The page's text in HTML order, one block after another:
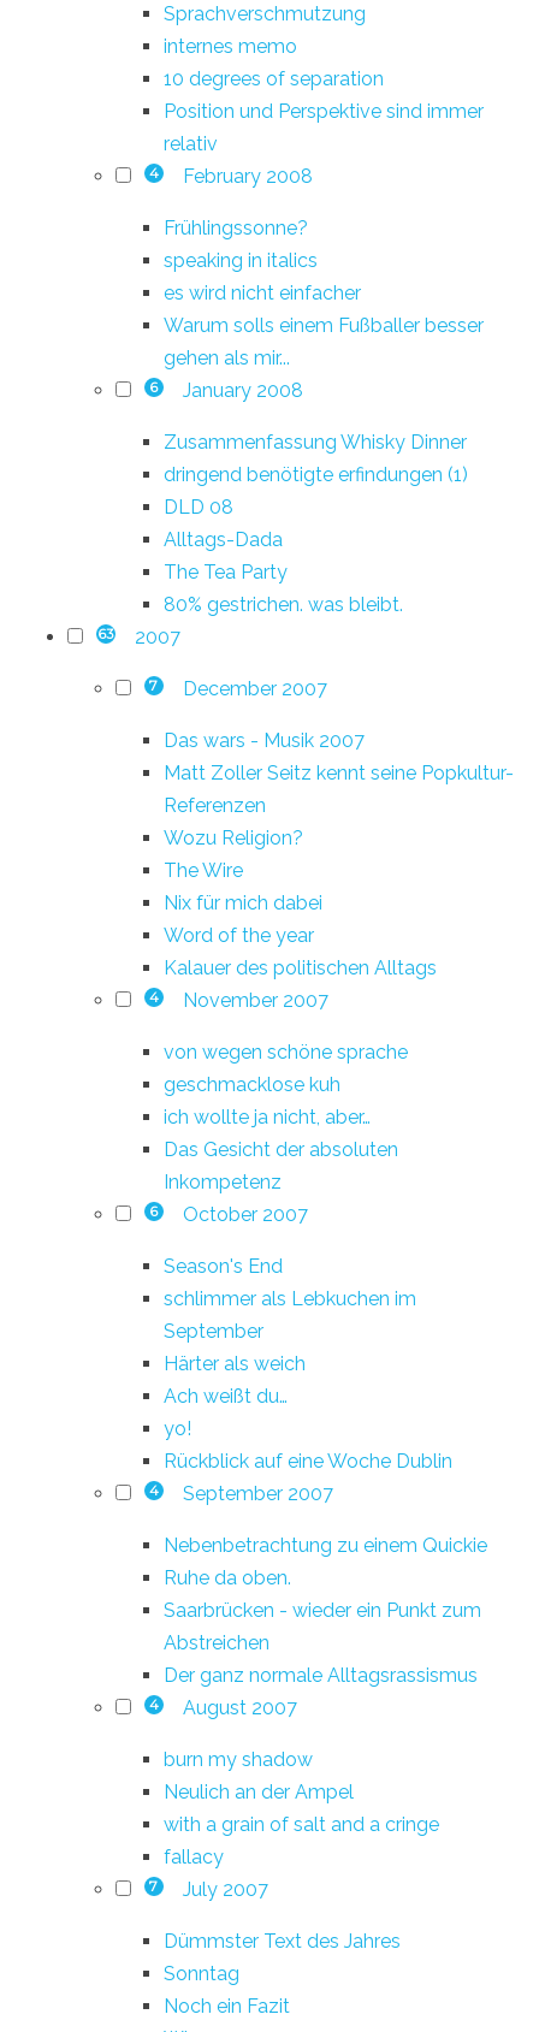
Sprachverschmutzung
internes memo
10 degrees of separation
Position und Perspektive sind immer
relativ
4 February 2008
Frühlingssonne?
speaking in italics
es wird nicht einfacher
Warum solls einem Fußballer besser
gehen als mir...
6 January 2008
Zusammenfassung Whisky Dinner
dringend benötigte erfindungen (1)
DLD 08
Alltags-Dada
The Tea Party
80% gestrichen. was bleibt.
63 2007
7 December 2007
Das wars - Musik 2007
Matt Zoller Seitz kennt seine Popkultur-
Referenzen
Wozu Religion?
The Wire
Nix für mich dabei
Word of the year
Kalauer des politischen Alltags
4 November 2007
von wegen schöne sprache
geschmacklose kuh
ich wollte ja nicht, aber…
Das Gesicht der absoluten
Inkompetenz
6 October 2007
Season's End
schlimmer als Lebkuchen im
September
Härter als weich
Ach weißt du…
yo!
Rückblick auf eine Woche Dublin
4 September 2007
Nebenbetrachtung zu einem Quickie
Ruhe da oben.
Saarbrücken - wieder ein Punkt zum
Abstreichen
Der ganz normale Alltagsrassismus
4 August 2007
burn my shadow
Neulich an der Ampel
with a grain of salt and a cringe
fallacy
7 July 2007
Dümmster Text des Jahres
Sonntag
Noch ein Fazit